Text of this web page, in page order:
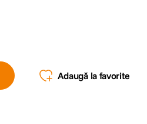
Adaugă la favorite